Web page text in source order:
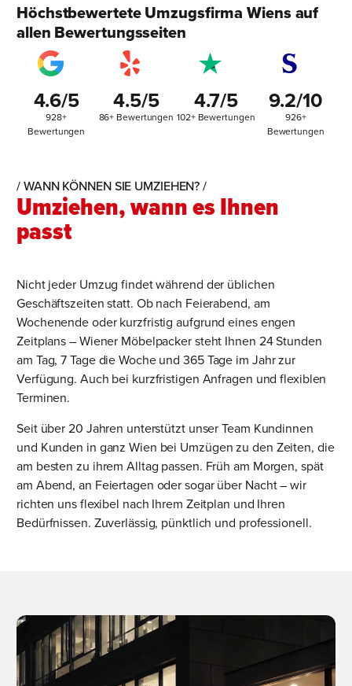
Höchstbewertete Umzugsfirma Wiens auf
allen Bewertungsseiten
4.6/5
928+
Bewertungen
4.5/5
86+ Bewertungen
4.7/5
102+ Bewertungen
9.2/10
926+
Bewertungen
/ WANN KÖNNEN SIE UMZIEHEN? /
Umziehen, wann es Ihnen
passt
Nicht jeder Umzug findet während der üblichen
Geschäftszeiten statt. Ob nach Feierabend, am
Wochenende oder kurzfristig aufgrund eines engen
Zeitplans – Wiener Möbelpacker steht Ihnen 24 Stunden
am Tag, 7 Tage die Woche und 365 Tage im Jahr zur
Verfügung. Auch bei kurzfristigen Anfragen und flexiblen
Terminen.
Seit über 20 Jahren unterstützt unser Team Kundinnen
und Kunden in ganz Wien bei Umzügen zu den Zeiten, die
am besten zu ihrem Alltag passen. Früh am Morgen, spät
am Abend, an Feiertagen oder sogar über Nacht – wir
richten uns flexibel nach Ihrem Zeitplan und Ihren
Bedürfnissen. Zuverlässig, pünktlich und professionell.